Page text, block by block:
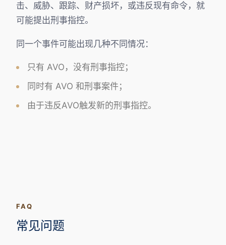
击、威胁、跟踪、财产损坏，或违反现有命令，就
可能提出刑事指控。
同一个事件可能出现几种不同情况：
只有 AVO，没有刑事指控；
同时有 AVO 和刑事案件；
由于违反AVO触发新的刑事指控。
FAQ
常见问题